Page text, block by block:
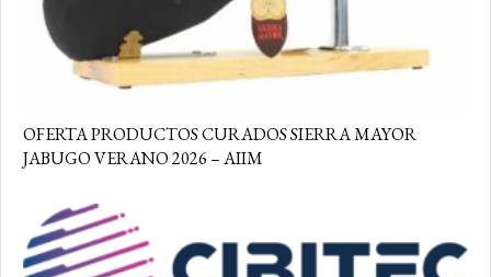
OFERTA PRODUCTOS CURADOS SIERRA MAYOR
JABUGO VERANO 2026 – AIIM